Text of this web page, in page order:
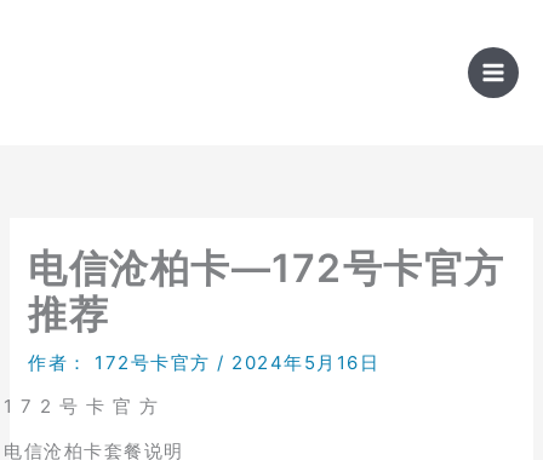
电信沧柏卡—172号卡官方
推荐
作者： 172号卡官方 / 2024年5月16日
1 7 2 号 卡 官 方
电信沧柏卡套餐说明